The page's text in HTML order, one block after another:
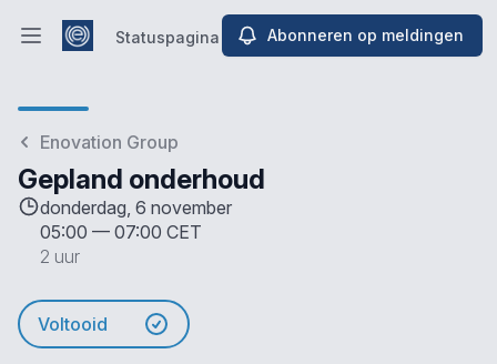
Hoofdmenu openen
Statuspagina Abonneren op meldingen
Enovation Group
Gepland onderhoud
donderdag, 6 november
05:00 — 07:00 CET
2 uur
Voltooid